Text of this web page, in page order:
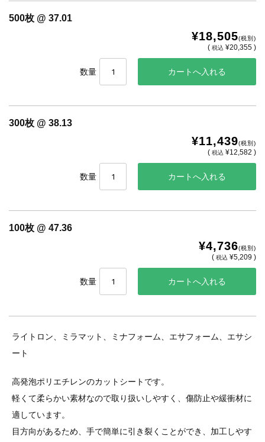
500枚 @ 37.01
¥18,505(税別)
(税込 ¥20,355 )
数量
300枚 @ 38.13
¥11,439(税別)
(税込 ¥12,582 )
数量
100枚 @ 47.36
¥4,736(税別)
(税込 ¥5,209 )
数量
ライトロン、ミラマット、ミナフォーム、エサフォーム、エサシ
ート
高発泡ポリエチレンのカットシートです。
軽くて柔らかい素材なので取り扱いしやすく、傷防止や緩衝材に
適しています。
目方向があるため、手で簡単に引き裂くことができ、加工しやす